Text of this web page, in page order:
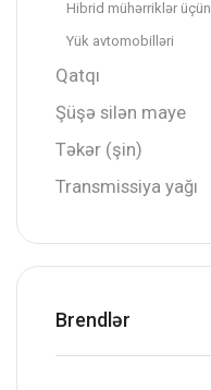
Hibrid mühərriklər üçün
Yük avtomobilləri
Qatqı
Şüşə silən maye
Təkər (şin)
Transmissiya yağı
Brendlər